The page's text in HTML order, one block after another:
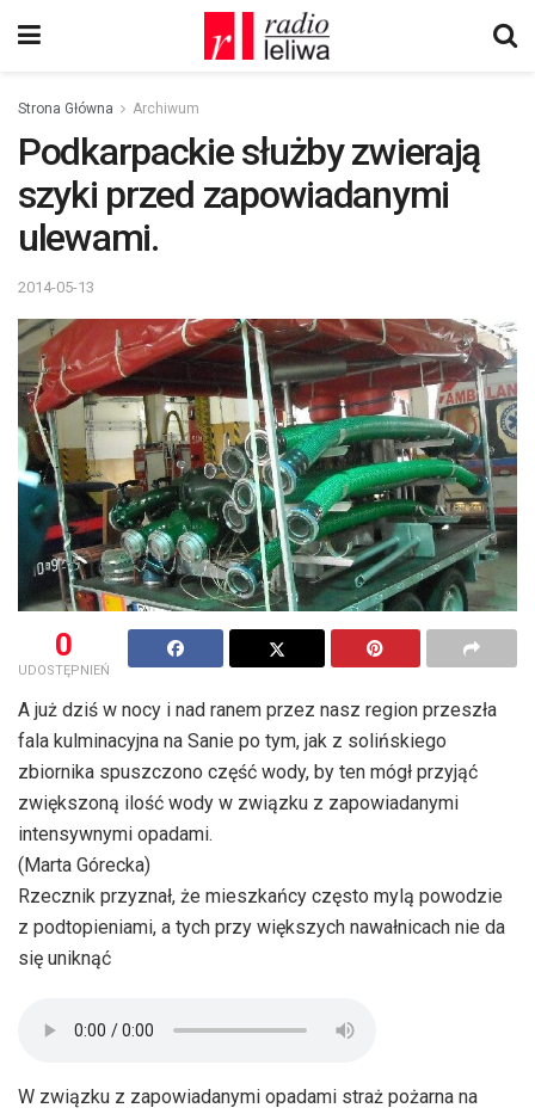
Strona Główna Archiwum
Podkarpackie służby zwierają
szyki przed zapowiadanymi
ulewami.
2014-05-13
0
UDOSTĘPNIEŃ
A już dziś w nocy i nad ranem przez nasz region przeszła
fala kulminacyjna na Sanie po tym, jak z solińskiego
zbiornika spuszczono część wody, by ten mógł przyjąć
zwiększoną ilość wody w związku z zapowiadanymi
intensywnymi opadami.
(Marta Górecka)
Rzecznik przyznał, że mieszkańcy często mylą powodzie
z podtopieniami, a tych przy większych nawałnicach nie da
się uniknąć
W związku z zapowiadanymi opadami straż pożarna na